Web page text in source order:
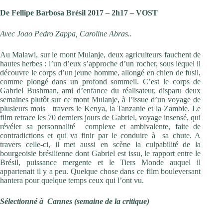
De Fellipe Barbosa Brésil 2017 – 2h17 – VOST
Avec Joao Pedro Zappa, Caroline Abras..
Au Malawi, sur le mont Mulanje, deux agriculteurs fauchent de
hautes herbes : l’un d’eux s’approche d’un rocher, sous lequel il
découvre le corps d’un jeune homme, allongé en chien de fusil,
comme plongé dans un profond sommeil. C’est le corps de
Gabriel Bushman, ami d’enfance du réalisateur, disparu deux
semaines plutôt sur ce mont Mulanje, à l’issue d’un voyage de
plusieurs mois travers le Kenya, la Tanzanie et la Zambie. Le
film retrace les 70 derniers jours de Gabriel, voyage insensé, qui
révéler sa personnalité complexe et ambivalente, faite de
contradictions et qui va finir par le conduire à sa chute. A
travers celle-ci, il met aussi en scène la culpabilité de la
bourgeoisie brésilienne dont Gabriel est issu, le rapport entre le
Brésil, puissance mergente et le Tiers Monde auquel il
appartenait il y a peu. Quelque chose dans ce film bouleversant
hantera pour quelque temps ceux qui l’ont vu.
Sélectionné à Cannes (semaine de la critique)